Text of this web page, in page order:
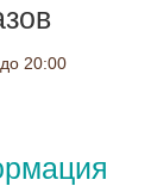
20:00